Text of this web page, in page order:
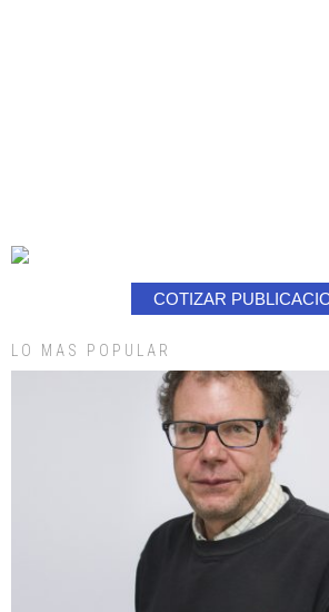
COTIZAR
LO MAS POPULAR